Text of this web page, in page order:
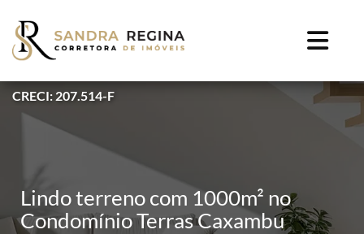
CRECI: 207.514-F
Lindo terreno com 1000m² no
Condomínio Terras Caxambu